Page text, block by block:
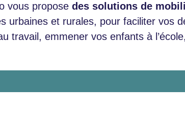
vous proposedes solutions de
urbaines et rurales, pour faciliter vos
travail, emmener vos enfants à